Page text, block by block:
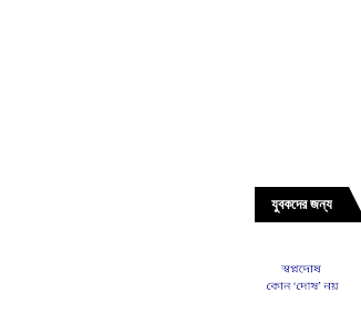
যুবকদের জন্য